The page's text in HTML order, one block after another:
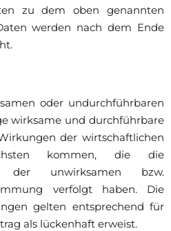
zu dem oben genannten
werden nach dem Ende
oder undurchführbaren
wirksame und durchführbare
der wirtschaftlichen
kommen, die die
der unwirksamen bzw.
verfolgt haben. Die
gelten entsprechend für
als lückenhaft erweist.